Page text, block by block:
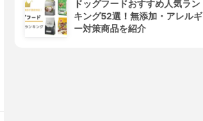
ドッグフードおすすめ人気ラン
キング52選！無添加・アレルギ
ー対策商品を紹介